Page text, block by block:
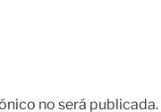
no será publicada.